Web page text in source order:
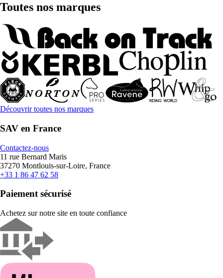
Toutes nos marques
Découvrir toutes nos marques
SAV en France
Contactez-nous
11 rue Bernard Maris
37270 Montlouis-sur-Loire, France
+33 1 86 47 62 58
Paiement sécurisé
Achetez sur notre site en toute confiance